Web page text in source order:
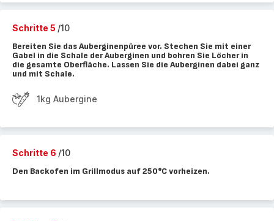
Schritte 5 /10
Bereiten Sie das Auberginenpüree vor. Stechen Sie mit einer
Gabel in die Schale der Auberginen und bohren Sie Löcher in
die gesamte Oberfläche. Lassen Sie die Auberginen dabei ganz
und mit Schale.
1kg Aubergine
Schritte 6 /10
Den Backofen im Grillmodus auf 250°C vorheizen.